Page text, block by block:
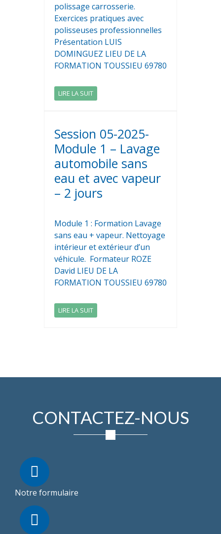
polissage carrosserie.
Exercices pratiques avec
polisseuses professionnelles
Présentation LUIS
DOMINGUEZ LIEU DE LA
FORMATION TOUSSIEU 69780
LIRE LA SUIT
Session 05-2025-
Module 1 – Lavage
automobile sans
eau et avec vapeur
– 2 jours
Module 1 : Formation Lavage
sans eau + vapeur. Nettoyage
intérieur et extérieur d’un
véhicule. Formateur ROZE
David LIEU DE LA
FORMATION TOUSSIEU 69780
LIRE LA SUIT
CONTACTEZ-NOUS
Notre formulaire